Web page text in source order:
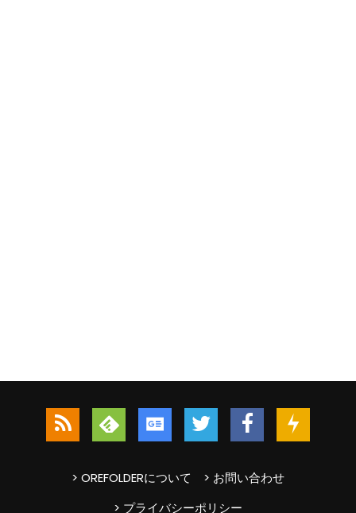
> OREFOLDERについて
> お問い合わせ
> プライバシーポリシー